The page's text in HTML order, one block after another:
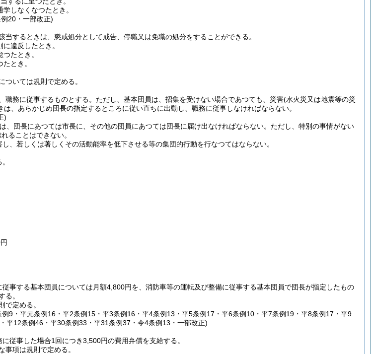
しなくなつたとき。
20・一部改正)
当するときは、懲戒処分として戒告、停職又は免職の処分をすることができる。
違反したとき。
たとき。
とき。
ついては規則で定める。
職務に従事するものとする。 ただし、基本団員は、招集を受けない場合であつても、災害(水火災又は地震等の災
は、あらかじめ団長の指定するところに従い直ちに出動し、職務に従事しなければならない。
)
、団長にあつては市長に、その他の団員にあつては団長に届け出なければならない。 ただし、特別の事情がない
ることはできない。
、若しくは著しくその活動能率を低下させる等の集団的行動を行なつてはならない。
事する基本団員については月額4,800円を、消防車等の運転及び整備に従事する基本団員で団長が指定したもの
る。
で定める。
9・平元条例16・平2条例15・平3条例16・平4条例13・平5条例17・平6条例10・平7条例19・平8条例17・平9
平12条例46・平30条例33・平31条例37・令4条例13・一部改正)
従事した場合1回につき3,500円の費用弁償を支給する。
事項は規則で定める。